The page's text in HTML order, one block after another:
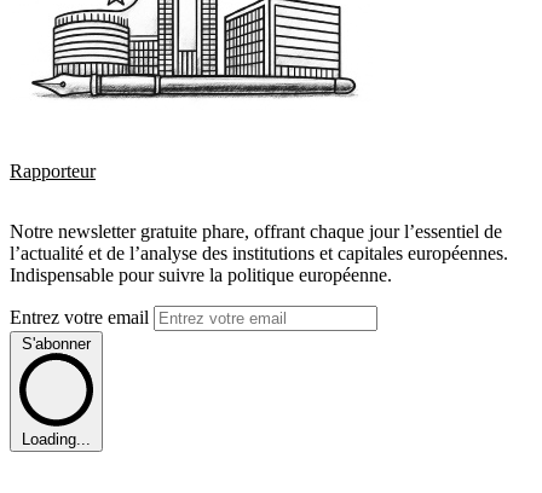
Rapporteur
Notre newsletter gratuite phare, offrant chaque jour l’essentiel de
l’actualité et de l’analyse des institutions et capitales européennes.
Indispensable pour suivre la politique européenne.
Entrez votre email
S'abonner
Loading...